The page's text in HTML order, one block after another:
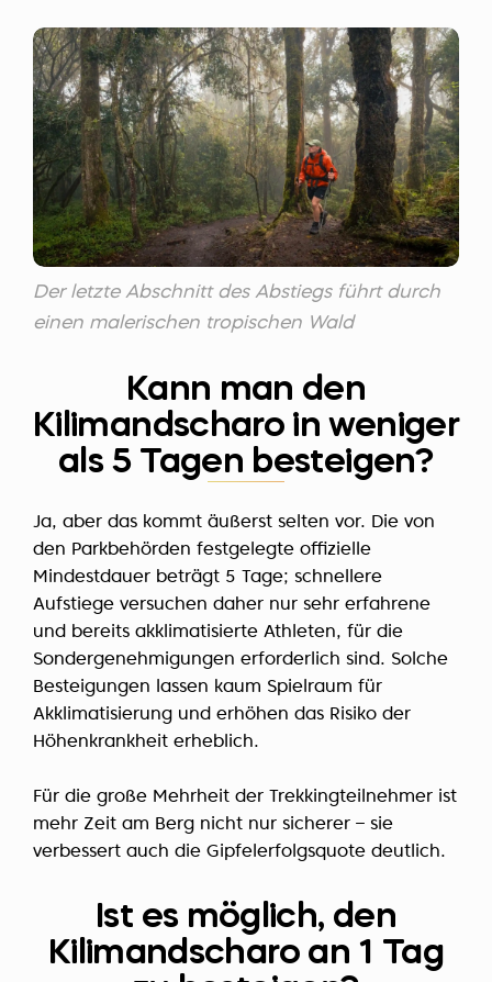
Der letzte Abschnitt des Abstiegs führt durch
einen malerischen tropischen Wald
Kann man den
Kilimandscharo in weniger
als 5 Tagen besteigen?
Ja, aber das kommt äußerst selten vor. Die von
den Parkbehörden festgelegte offizielle
Mindestdauer beträgt 5 Tage; schnellere
Aufstiege versuchen daher nur sehr erfahrene
und bereits akklimatisierte Athleten, für die
Sondergenehmigungen erforderlich sind. Solche
Besteigungen lassen kaum Spielraum für
Akklimatisierung und erhöhen das Risiko der
Höhenkrankheit erheblich.
Für die große Mehrheit der Trekkingteilnehmer ist
mehr Zeit am Berg nicht nur sicherer – sie
verbessert auch die Gipfelerfolgsquote deutlich.
Ist es möglich, den
Kilimandscharo an 1 Tag